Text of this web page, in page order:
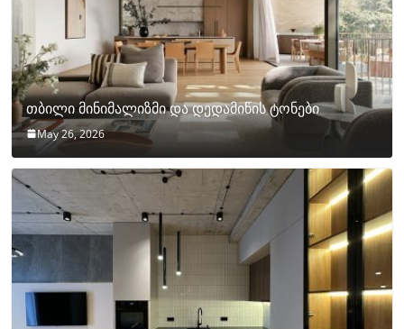
თბილი მინიმალიზმი და დედამიწის ტონები
May 26, 2026